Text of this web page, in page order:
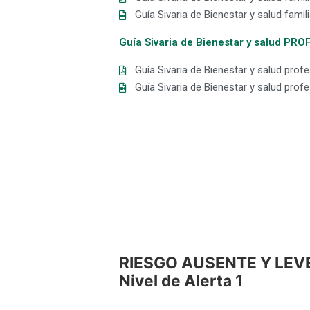
Guía Sivaria de Bienestar y salud
Guía Sivaria de Bienestar y salud
Guía Sivaria de Bienestar y salud
Guía Sivaria de Bienestar y salud
RIESGO AUSENTE Y
Nivel de Alerta 1